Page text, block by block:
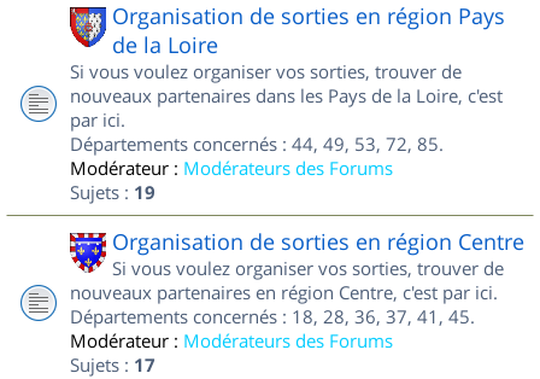
Organisation de sorties en région Pays
de la Loire
Si vous voulez organiser vos sorties, trouver de
nouveaux partenaires dans les Pays de la Loire, c'est
par ici.
Départements concernés : 44, 49, 53, 72, 85.
Modérateur : Modérateurs des Forums
Sujets : 19
Organisation de sorties en région Centre
Si vous voulez organiser vos sorties, trouver de
nouveaux partenaires en région Centre, c'est par ici.
Départements concernés : 18, 28, 36, 37, 41, 45.
Modérateur : Modérateurs des Forums
Sujets : 17